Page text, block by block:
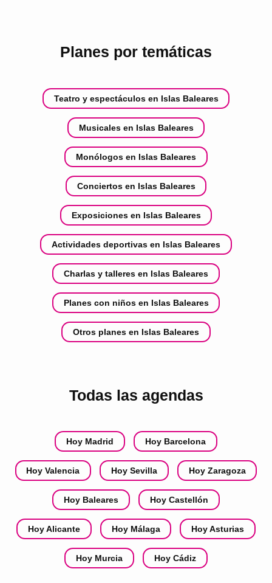
Planes por temáticas
Teatro y espectáculos en Islas Baleares
Musicales en Islas Baleares
Monólogos en Islas Baleares
Conciertos en Islas Baleares
Exposiciones en Islas Baleares
Actividades deportivas en Islas Baleares
Charlas y talleres en Islas Baleares
Planes con niños en Islas Baleares
Otros planes en Islas Baleares
Todas las agendas
Hoy Madrid Hoy Barcelona
Hoy Valencia Hoy Sevilla Hoy Zaragoza
Hoy Baleares Hoy Castellón
Hoy Alicante Hoy Málaga Hoy Asturias
Hoy Murcia Hoy Cádiz